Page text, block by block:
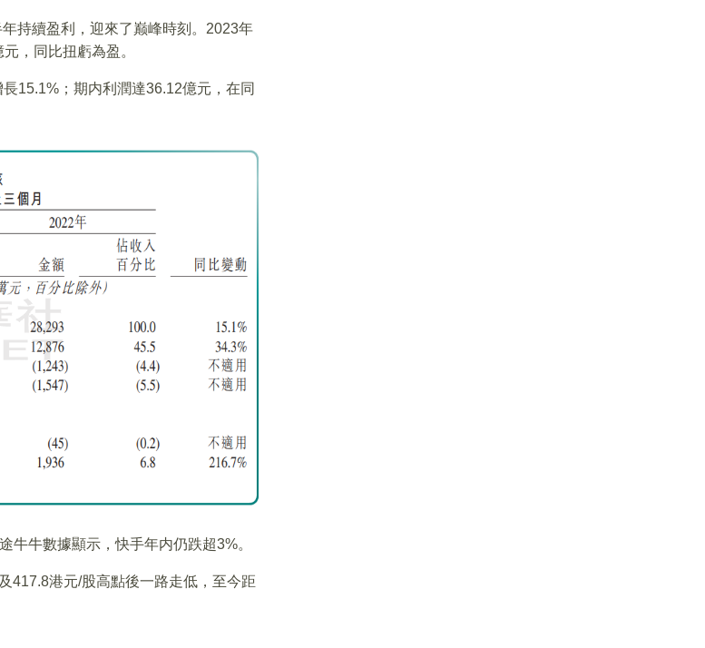
持續盈利，迎來了巅峰時刻。2023年
，同比扭虧為盈。
15.1%；期内利潤達36.12億元，在同
牛牛數據顯示，快手年内仍跌超3%。
417.8港元/股高點後一路走低，至今距